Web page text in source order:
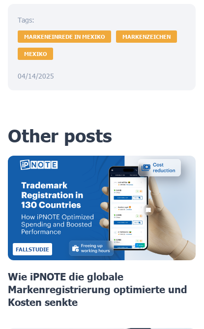
Tags:
MARKENEINREDE IN MEXIKO MARKENZEICHEN
MEXIKO
04/14/2025
Other posts
FALLSTUDIE
Wie iPNOTE die globale
Markenregistrierung optimierte und
Kosten senkte